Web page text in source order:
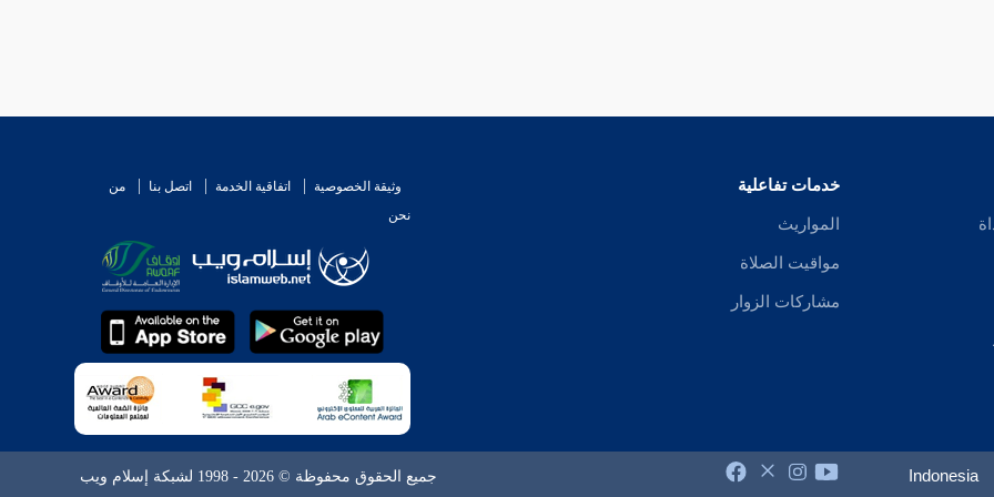
خدمات تفاعلية
المواريث
مواقيت الصلاة
مشاركات الزوار
وثيقة الخصوصية اتفاقية الخدمة اتصل بنا
من
نحن
Indonesia جميع الحقوق محفوظة © 2026 - 1998 لشبكة إسلام ويب